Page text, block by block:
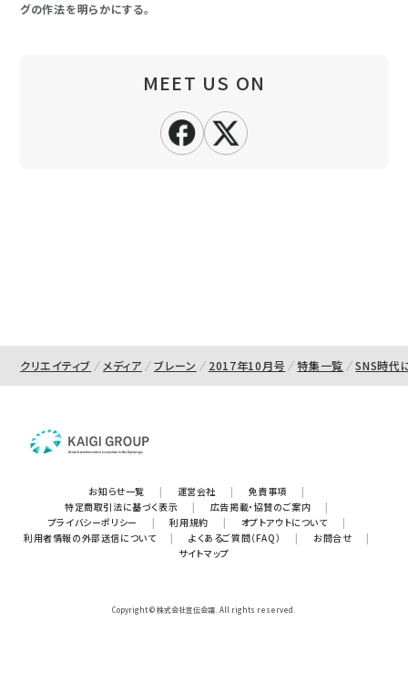
グの作法を明らかにする。
MEET US ON
クリエイティブ メディア ブレーン 2017年10月号 特集一覧 SNS時代
お知らせ一覧 | 運営会社 | 免責事項
|
特定商取引法に基づく表示
| 広告掲載・協賛のご案内
|
プライバシーポリシー
| 利用規約 | オプトアウトについて
|
利用者情報の外部送信について
| よくあるご質問（FAQ） | お問合せ
|
サイトマップ
Copyright © 株式会社宣伝会議. All rights reserved.